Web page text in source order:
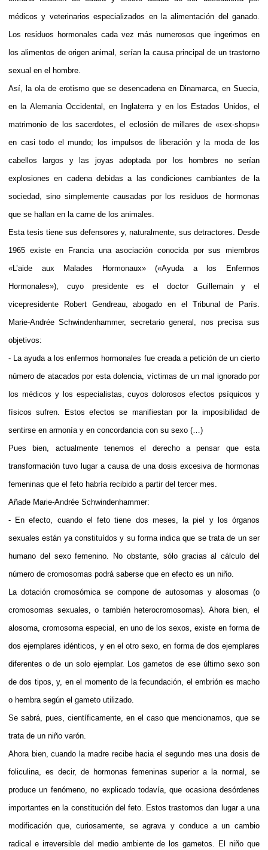
médicos y veterinarios especializados en la alimentación del ganado.
Los residuos hormonales cada vez más numerosos que ingerimos en
los alimentos de origen animal, serían la causa principal de un trastorno
sexual en el hombre.
Así, la ola de erotismo que se desencadena en Dinamarca, en Suecia,
en la Alemania Occidental, en Inglaterra y en los Estados Unidos, el
matrimonio de los sacerdotes, el eclosión de millares de «sex-shops»
en casi todo el mundo; los impulsos de liberación y la moda de los
cabellos largos y las joyas adoptada por los hombres no serían
explosiones en cadena debidas a las condiciones cambiantes de la
sociedad, sino simplemente causadas por los residuos de hormonas
que se hallan en la carne de los animales.
Esta tesis tiene sus defensores y, naturalmente, sus detractores. Desde
1965 existe en Francia una asociación conocida por sus miembros
«L’aide aux Malades Hormonaux» («Ayuda a los Enfermos
Hormonales»), cuyo presidente es el doctor Guillemain y el
vicepresidente Robert Gendreau, abogado en el Tribunal de París.
Marie-Andrée Schwindenhammer, secretario general, nos precisa sus
objetivos:
- La ayuda a los enfermos hormonales fue creada a petición de un cierto
número de atacados por esta dolencia, víctimas de un mal ignorado por
los médicos y los especialistas, cuyos dolorosos efectos psíquicos y
físicos sufren. Estos efectos se manifiestan por la imposibilidad de
sentirse en armonía y en concordancia con su sexo (…)
Pues bien, actualmente tenemos el derecho a pensar que esta
transformación tuvo lugar a causa de una dosis excesiva de hormonas
femeninas que el feto habría recibido a partir del tercer mes.
Añade Marie-Andrée Schwindenhammer:
- En efecto, cuando el feto tiene dos meses, la piel y los órganos
sexuales están ya constituídos y su forma indica que se trata de un ser
humano del sexo femenino. No obstante, sólo gracias al cálculo del
número de cromosomas podrá saberse que en efecto es un niño.
La dotación cromosómica se compone de autosomas y alosomas (o
cromosomas sexuales, o también heterocromosomas). Ahora bien, el
alosoma, cromosoma especial, en uno de los sexos, existe en forma de
dos ejemplares idénticos, y en el otro sexo, en forma de dos ejemplares
diferentes o de un solo ejemplar. Los gametos de ese último sexo son
de dos tipos, y, en el momento de la fecundación, el embrión es macho
o hembra según el gameto utilizado.
Se sabrá, pues, científicamente, en el caso que mencionamos, que se
trata de un niño varón.
Ahora bien, cuando la madre recibe hacia el segundo mes una dosis de
foliculina, es decir, de hormonas femeninas superior a la normal, se
produce un fenómeno, no explicado todavía, que ocasiona desórdenes
importantes en la constitución del feto. Estos trastornos dan lugar a una
modificación que, curiosamente, se agrava y conduce a un cambio
radical e irreversible del medio ambiente de los gametos. El niño que